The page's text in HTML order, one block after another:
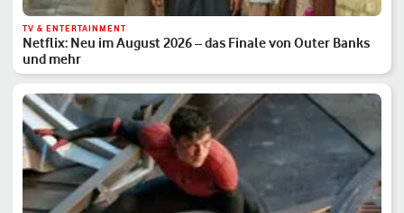
TV & ENTERTAINMENT
Netflix: Neu im August 2026 – das Finale von Outer Banks
und mehr